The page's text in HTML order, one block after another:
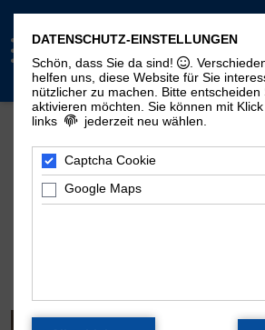
Mehr Seiten zum Thema
Geschichte
Disposition
DATENSCHUTZ-EINSTELLUNGEN
Schön, dass Sie da sind!
.
helfen uns, diese Website für Sie
nützlicher zu machen.
Bitte entscheiden
aktivieren möchten. Sie können mit
links
jederzeit neu wählen.
Captcha Cookie
Google Maps